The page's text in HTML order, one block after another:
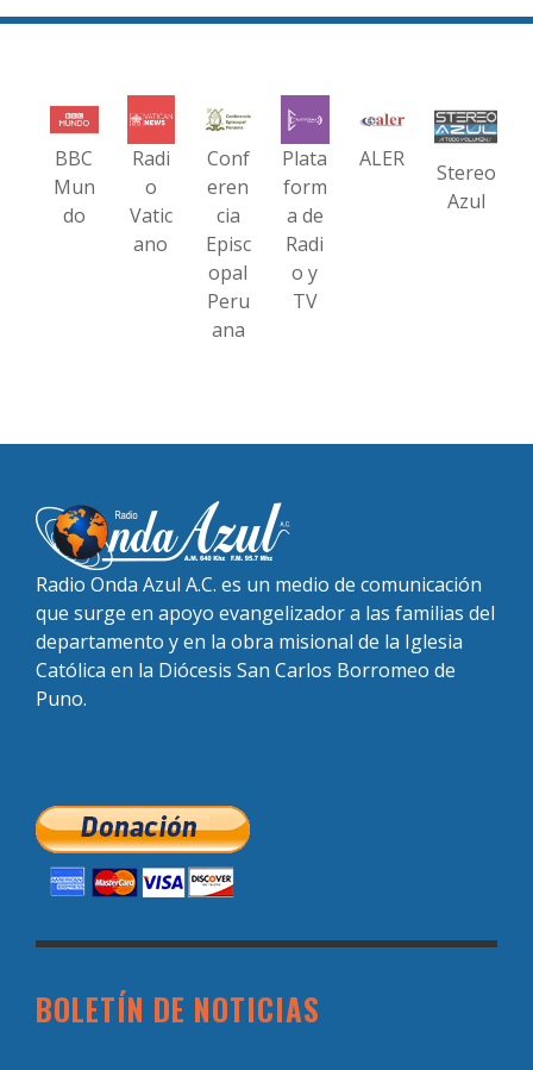
BBC
Mun
do
Radi
o
Vatic
ano
Conf
eren
cia
Episc
opal
Peru
ana
Plata
form
a de
Radi
o y
TV
ALER
Stereo
Azul
Radio Onda Azul A.C. es un medio de comunicación
que surge en apoyo evangelizador a las familias del
departamento y en la obra misional de la Iglesia
Católica en la Diócesis San Carlos Borromeo de
Puno.
BOLETÍN DE NOTICIAS